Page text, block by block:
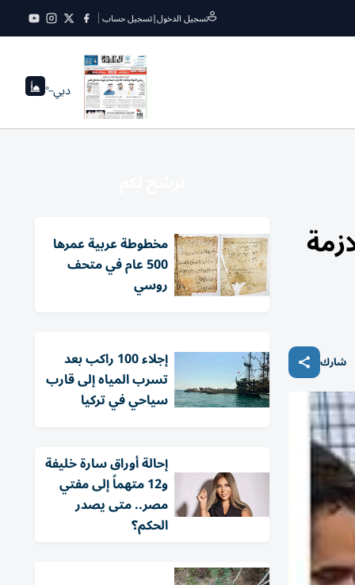
تسجيل الدخول|تسجيل حساب
دبي--°
شارك
مخطوطة عربية عمرها
500 عام في متحف
روسي
إجلاء 100 راكب بعد
تسرب المياه إلى قارب
سياحي في تركيا
إحالة أوراق سارة خليفة
و12 متهماً إلى مفتي
مصر.. متى يصدر
الحكم؟